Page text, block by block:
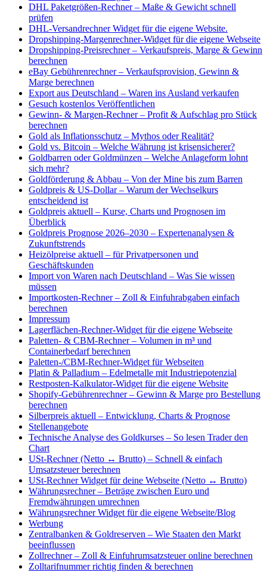
DHL Paketgrößen-Rechner – Maße & Gewicht schnell
prüfen
DHL-Versandrechner Widget für die eigene Website.
Dropshipping-Margenrechner-Widget für die eigene Webseite
Dropshipping-Preisrechner – Verkaufspreis, Marge & Gewinn
berechnen
eBay Gebührenrechner – Verkaufsprovision, Gewinn &
Marge berechnen
Export aus Deutschland – Waren ins Ausland verkaufen
Gesuch kostenlos Veröffentlichen
Gewinn- & Margen-Rechner – Profit & Aufschlag pro Stück
berechnen
Gold als Inflationsschutz – Mythos oder Realität?
Gold vs. Bitcoin – Welche Währung ist krisensicherer?
Goldbarren oder Goldmünzen – Welche Anlageform lohnt
sich mehr?
Goldförderung & Abbau – Von der Mine bis zum Barren
Goldpreis & US-Dollar – Warum der Wechselkurs
entscheidend ist
Goldpreis aktuell – Kurse, Charts und Prognosen im
Überblick
Goldpreis Prognose 2026–2030 – Expertenanalysen &
Zukunftstrends
Heizölpreise aktuell – für Privatpersonen und
Geschäftskunden
Import von Waren nach Deutschland – Was Sie wissen
müssen
Importkosten-Rechner – Zoll & Einfuhrabgaben einfach
berechnen
Impressum
Lagerflächen-Rechner-Widget für die eigene Webseite
Paletten- & CBM-Rechner – Volumen in m³ und
Containerbedarf berechnen
Paletten-/CBM-Rechner-Widget für Webseiten
Platin & Palladium – Edelmetalle mit Industriepotenzial
Restposten-Kalkulator-Widget für die eigene Website
Shopify-Gebührenrechner – Gewinn & Marge pro Bestellung
berechnen
Silberpreis aktuell – Entwicklung, Charts & Prognose
Stellenangebote
Technische Analyse des Goldkurses – So lesen Trader den
Chart
USt-Rechner (Netto ↔ Brutto) – Schnell & einfach
Umsatzsteuer berechnen
USt-Rechner Widget für deine Webseite (Netto ↔ Brutto)
Währungsrechner – Beträge zwischen Euro und
Fremdwährungen umrechnen
Währungsrechner Widget für die eigene Webseite/Blog
Werbung
Zentralbanken & Goldreserven – Wie Staaten den Markt
beeinflussen
Zollrechner – Zoll & Einfuhrumsatzsteuer online berechnen
Zolltarifnummer richtig finden & berechnen